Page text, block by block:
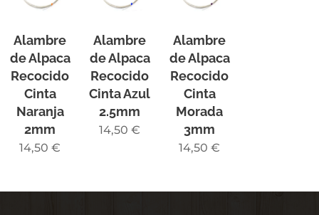
Alambre
de Alpaca
Recocido
Cinta
Naranja
2mm
14,50 €
Alambre
de Alpaca
Recocido
Cinta Azul
2.5mm
14,50 €
Alambre
de Alpaca
Recocido
Cinta
Morada
3mm
14,50 €